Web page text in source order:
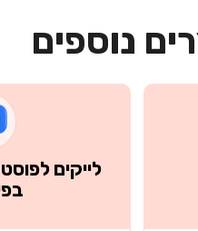
נוספים
לייקים